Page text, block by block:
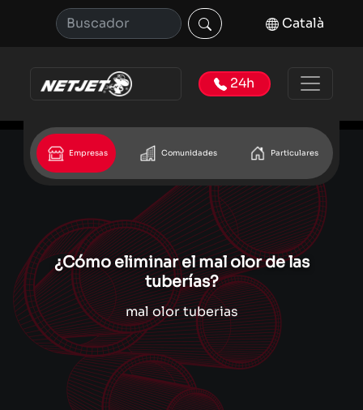
Català
24h
Empresas Comunidades Particulares
¿Cómo eliminar el mal olor de las
tuberías?
mal olor tuberias